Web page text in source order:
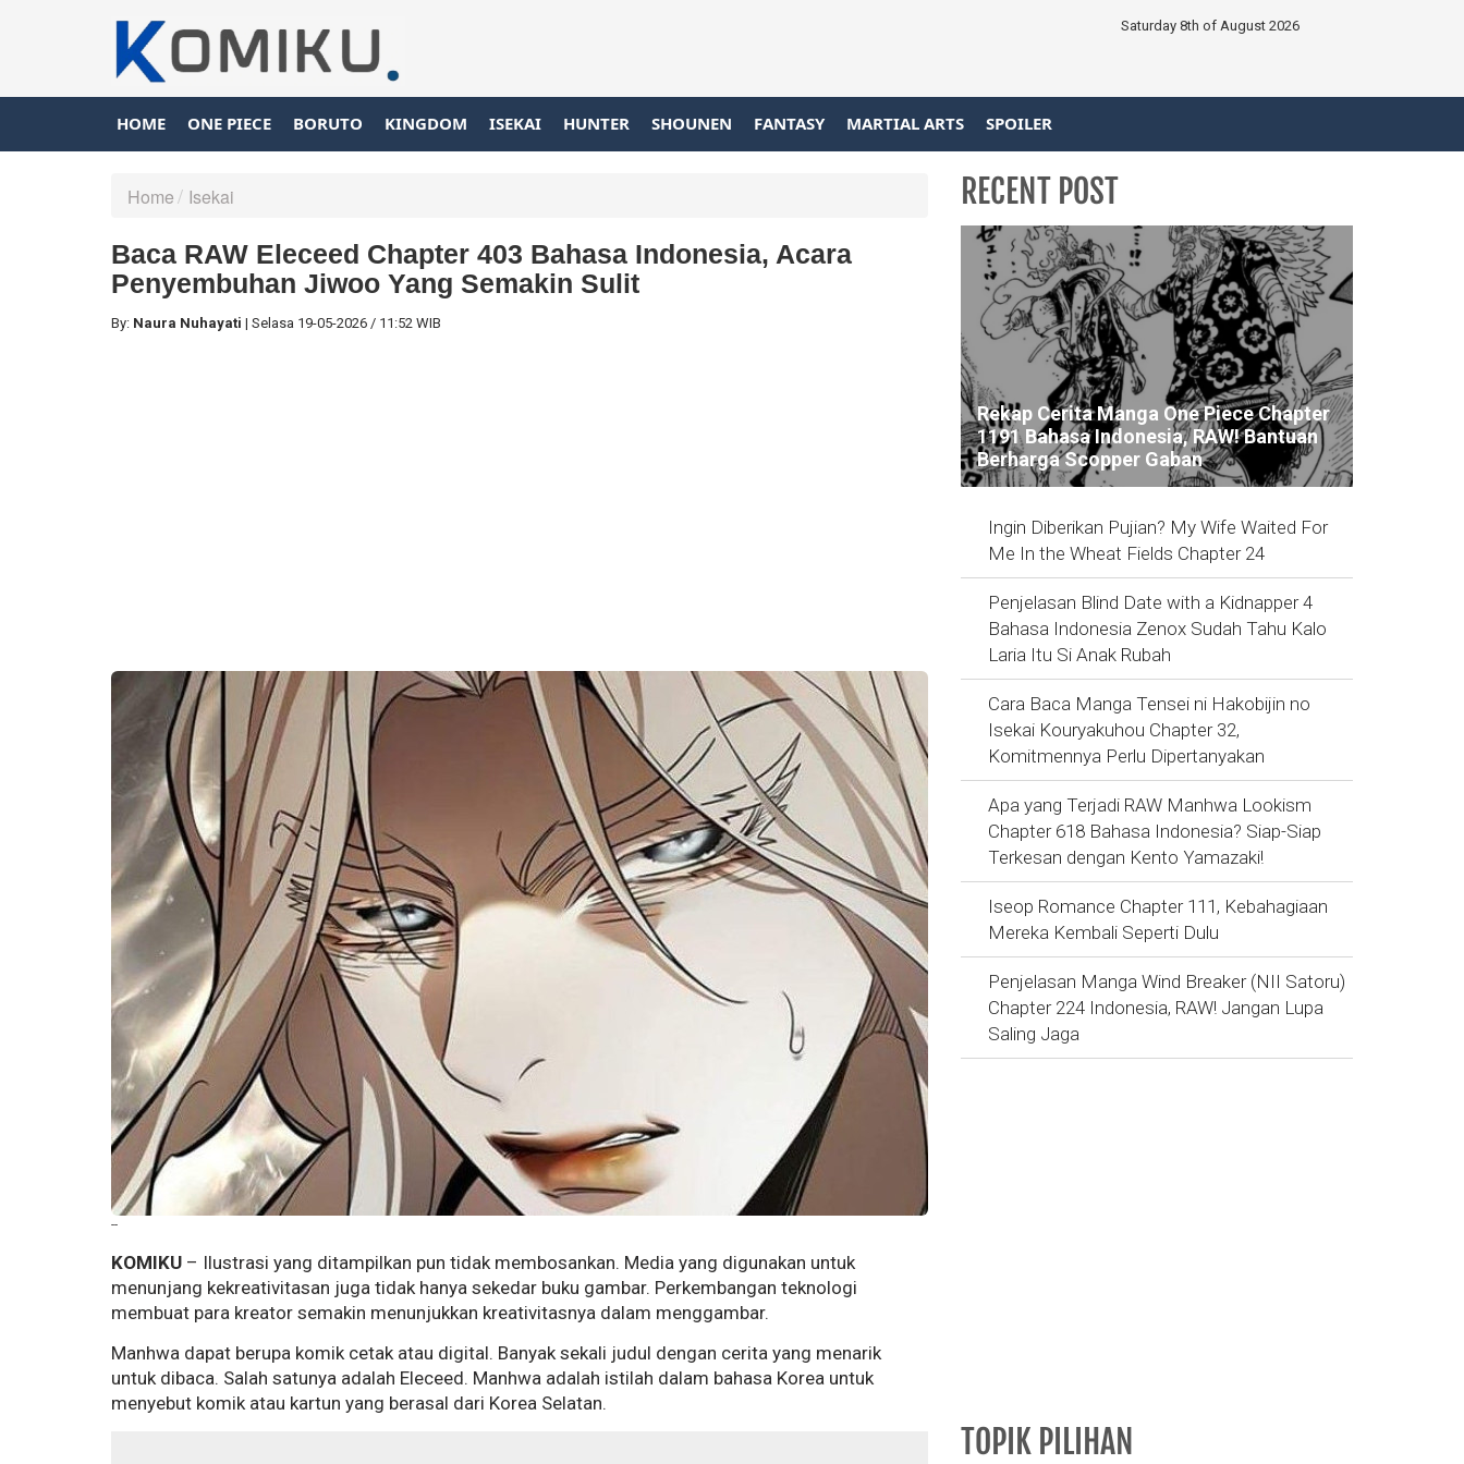
Saturday 8th of August 2026
HOME ONE PIECE BORUTO KINGDOM ISEKAI HUNTER SHOUNEN FANTASY MARTIAL ARTS SPOILER
Home Isekai
Baca RAW Eleceed Chapter 403 Bahasa Indonesia, Acara
Penyembuhan Jiwoo Yang Semakin Sulit
By: Naura Nuhayati | Selasa 19-05-2026 / 11:52 WIB
--
KOMIKU – Ilustrasi yang ditampilkan pun tidak membosankan. Media yang digunakan untuk
menunjang kekreativitasan juga tidak hanya sekedar buku gambar. Perkembangan teknologi
membuat para kreator semakin menunjukkan kreativitasnya dalam menggambar.
Manhwa dapat berupa komik cetak atau digital. Banyak sekali judul dengan cerita yang menarik
untuk dibaca. Salah satunya adalah Eleceed. Manhwa adalah istilah dalam bahasa Korea untuk
menyebut komik atau kartun yang berasal dari Korea Selatan.
RECENT POST
Rekap Cerita Manga One Piece Chapter
1191 Bahasa Indonesia, RAW! Bantuan
Berharga Scopper Gaban
Ingin Diberikan Pujian? My Wife Waited For
Me In the Wheat Fields Chapter 24
Penjelasan Blind Date with a Kidnapper 4
Bahasa Indonesia Zenox Sudah Tahu Kalo
Laria Itu Si Anak Rubah
Cara Baca Manga Tensei ni Hakobijin no
Isekai Kouryakuhou Chapter 32,
Komitmennya Perlu Dipertanyakan
Apa yang Terjadi RAW Manhwa Lookism
Chapter 618 Bahasa Indonesia? Siap-Siap
Terkesan dengan Kento Yamazaki!
Iseop Romance Chapter 111, Kebahagiaan
Mereka Kembali Seperti Dulu
Penjelasan Manga Wind Breaker (NII Satoru)
Chapter 224 Indonesia, RAW! Jangan Lupa
Saling Jaga
TOPIK PILIHAN